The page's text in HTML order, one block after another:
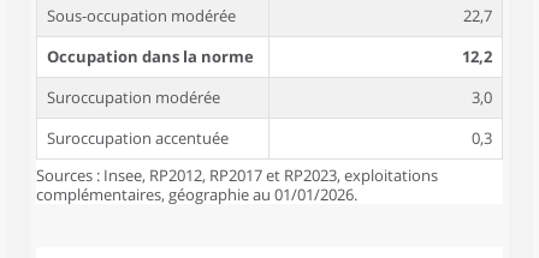
Sous-occupation modérée
22,7
Occupation dans la norme
12,2
Suroccupation modérée
3,0
Suroccupation accentuée
0,3
Sources : Insee, RP2012, RP2017 et RP2023, exploitations
complémentaires, géographie au 01/01/2026.